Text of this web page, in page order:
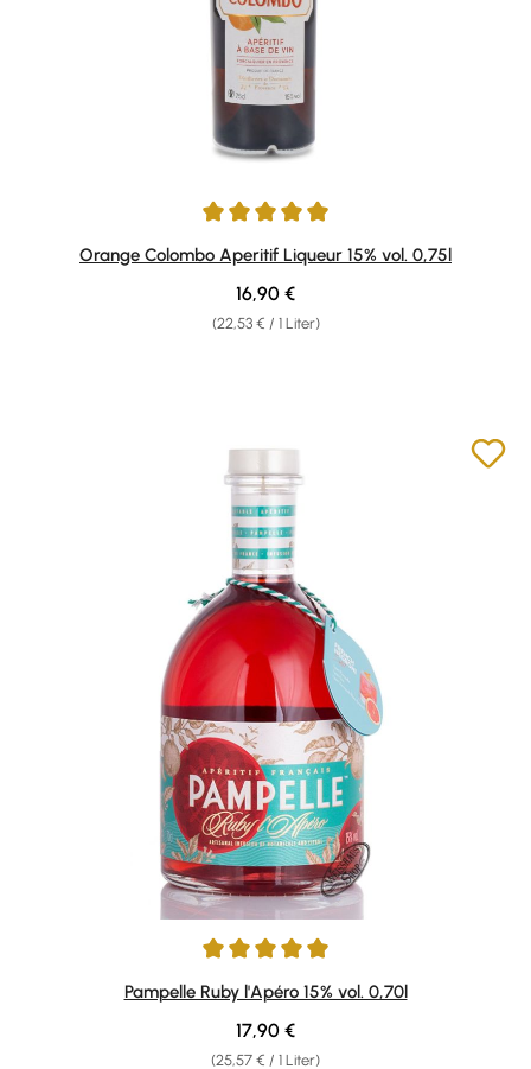
Durchschnittliche Bewertung von 4.89 von 5 Sternen
Orange Colombo Aperitif Liqueur 15% vol. 0,75l
(22,53 € / 1 Liter)
Regulärer Preis:
16,90 €
Durchschnittliche Bewertung von 4.98 von 5 Sternen
Pampelle Ruby l'Apéro 15% vol. 0,70l
(25,57 € / 1 Liter)
Regulärer Preis:
17,90 €